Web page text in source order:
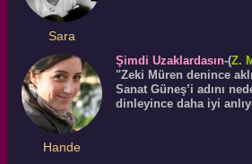
Sara
Hande
Şimdi Uzaklardasın-(Z.
"Zeki Müren denince
Sanat Güneş’i adını
dinleyince daha iyi